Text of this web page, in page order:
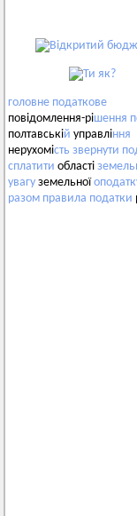
головне податкове
повідомлення-рішення
полтавській управління
нерухомість звернути
сплатити області
увагу земельної
разом правила податки